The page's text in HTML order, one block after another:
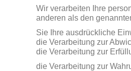
Wir verarbeiten Ihre
anderen als den
Sie Ihre ausdrückliche
die Verarbeitung zur
die Verarbeitung zur
die Verarbeitung zur